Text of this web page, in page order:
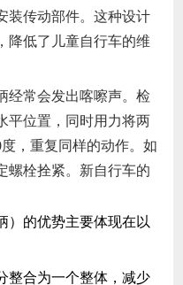
装传动部件。这种设计
降低了儿童自行车的维
经常会发出喀嚓声。检
平位置，同时用力将两
，重复同样的动作。如
螺栓拴紧。新自行车的
）的优势主要体现在以
整合为一个整体，减少